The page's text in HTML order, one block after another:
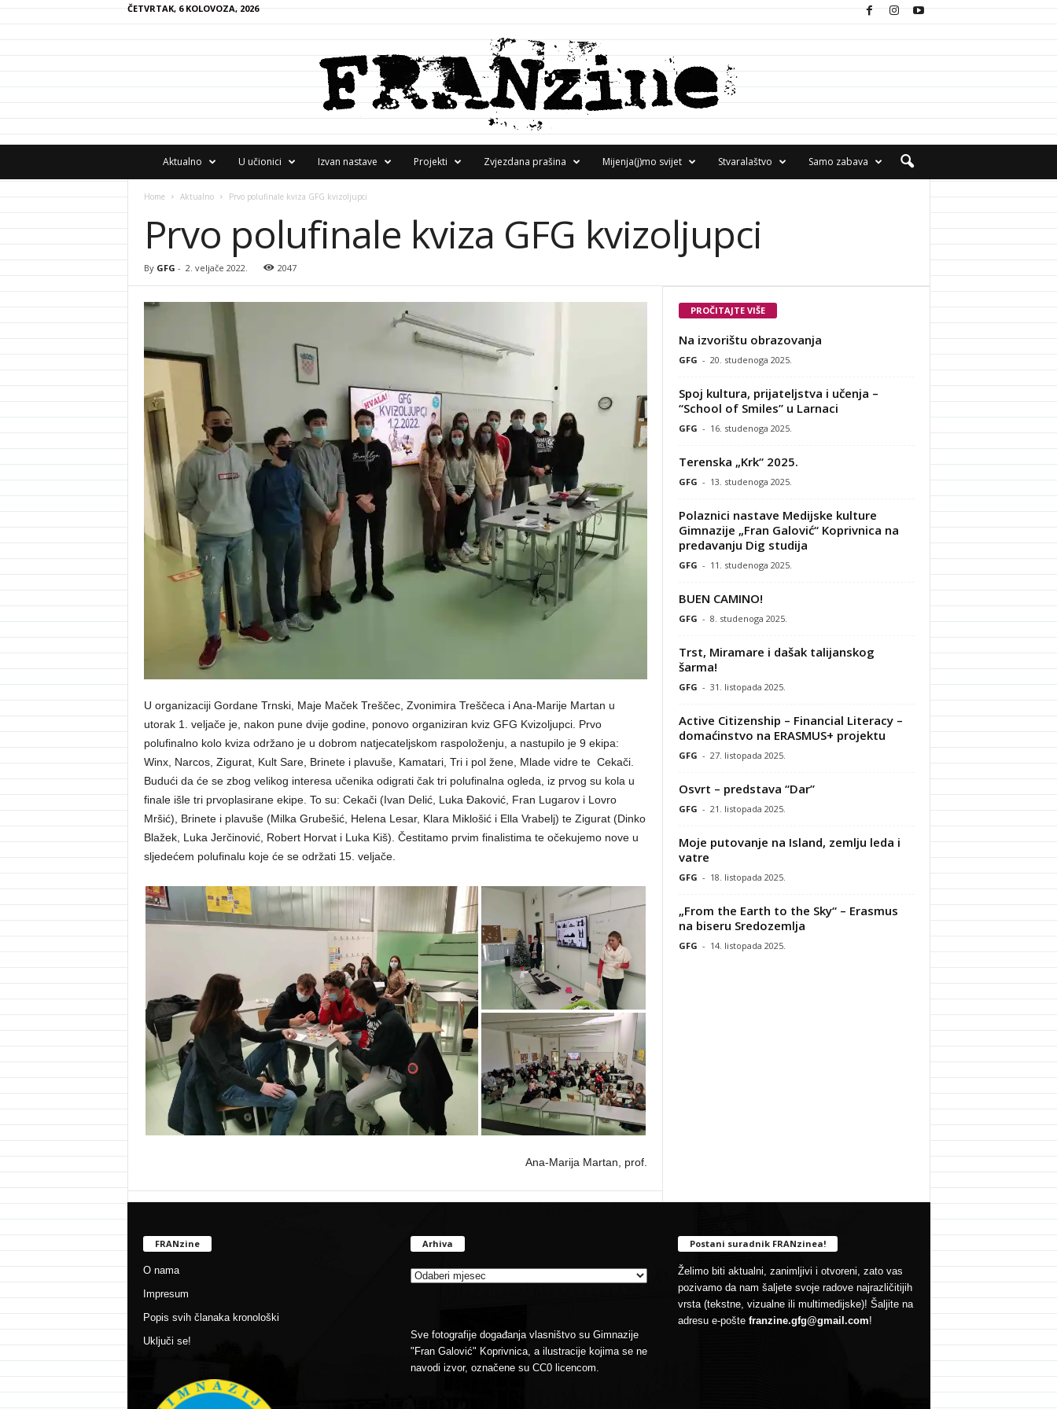
ČETVRTAK, 6 KOLOVOZA, 2026
A
Aktualno U učionici Izvan nastave Projekti Zvjezdana prašina Mijenja(j)mo svijet Stvaralaštvo Samo zabava
Home Aktualno Prvo polufinale kviza GFG kvizoljupci
Prvo polufinale kviza GFG kvizoljupci
By GFG - 2. veljače 2022. 2047
U organizaciji Gordane Trnski, Maje Maček Treščec, Zvonimira Treščeca i Ana-Marije Martan u
utorak 1. veljače je, nakon pune dvije godine, ponovo organiziran kviz GFG Kvizoljupci. Prvo
polufinalno kolo kviza održano je u dobrom natjecateljskom raspoloženju, a nastupilo je 9 ekipa:
Winx, Narcos, Zigurat, Kult Sare, Brinete i plavuše, Kamatari, Tri i pol žene, Mlade vidre te Cekači.
Budući da će se zbog velikog interesa učenika odigrati čak tri polufinalna ogleda, iz prvog su kola u
finale išle tri prvoplasirane ekipe. To su: Cekači (Ivan Delić, Luka Đaković, Fran Lugarov i Lovro
Mršić), Brinete i plavuše (Milka Grubešić, Helena Lesar, Klara Miklošić i Ella Vrabelj) te Zigurat (Dinko
Blažek, Luka Jerčinović, Robert Horvat i Luka Kiš). Čestitamo prvim finalistima te očekujemo nove u
sljedećem polufinalu koje će se održati 15. veljače.
Ana-Marija Martan, prof.
PROČITAJTE VIŠE
Na izvorištu obrazovanja
GFG - 20. studenoga 2025.
Spoj kultura, prijateljstva i učenja –
“School of Smiles” u Larnaci
GFG - 16. studenoga 2025.
Terenska „Krk“ 2025.
GFG - 13. studenoga 2025.
Polaznici nastave Medijske kulture
Gimnazije „Fran Galović“ Koprivnica na
predavanju Dig studija
GFG - 11. studenoga 2025.
BUEN CAMINO!
GFG - 8. studenoga 2025.
Trst, Miramare i dašak talijanskog
šarma!
GFG - 31. listopada 2025.
Active Citizenship – Financial Literacy –
domaćinstvo na ERASMUS+ projektu
GFG - 27. listopada 2025.
Osvrt – predstava “Dar”
GFG - 21. listopada 2025.
Moje putovanje na Island, zemlju leda i
vatre
GFG - 18. listopada 2025.
„From the Earth to the Sky“ – Erasmus
na biseru Sredozemlja
GFG - 14. listopada 2025.
FRANzine
O nama
Impresum
Popis svih članaka kronološki
Uključi se!
Arhiva
Sve fotografije događanja vlasništvo su Gimnazije
"Fran Galović" Koprivnica, a ilustracije kojima se ne
navodi izvor, označene su CC0 licencom.
Postani suradnik FRANzinea!
Želimo biti aktualni, zanimljivi i otvoreni, zato vas
pozivamo da nam šaljete svoje radove najrazličitijih
vrsta (tekstne, vizualne ili multimedijske)! Šaljite na
adresu e-pošte franzine.gfg@gmail.com!